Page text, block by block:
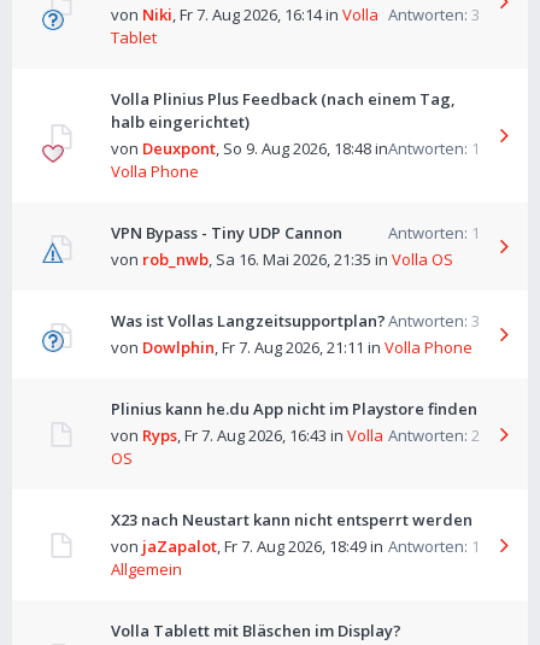
Antworten: 3
von Niki,Fr 7. Aug 2026, 16:14in Volla
Tablet
Volla Plinius Plus Feedback (nach einem Tag,
halb eingerichtet)
Antworten: 1
von Deuxpont, So 9. Aug 2026, 18:48in
Volla Phone
VPN Bypass - Tiny UDP Cannon Antworten: 1
von rob_nwb, Sa 16. Mai 2026, 21:35 in Volla OS
Was ist Vollas Langzeitsupportplan?Antworten: 3
von Dowlphin,Fr 7. Aug 2026, 21:11 in Volla Phone
Plinius kann he.du App nicht im Playstore finden
Antworten: 2
von Ryps,Fr 7. Aug 2026, 16:43 in Volla
OS
X23 nach Neustart kann nicht entsperrt werden
Antworten: 1
von jaZapalot,Fr 7. Aug 2026, 18:49in
Allgemein
Volla Tablett mit Bläschen im Display?